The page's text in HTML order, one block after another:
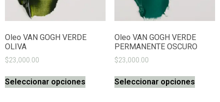
Oleo VAN GOGH VERDE
OLIVA
$23,000.00
Seleccionar opciones
Oleo VAN GOGH VERDE
PERMANENTE OSCURO
$23,000.00
Seleccionar opciones